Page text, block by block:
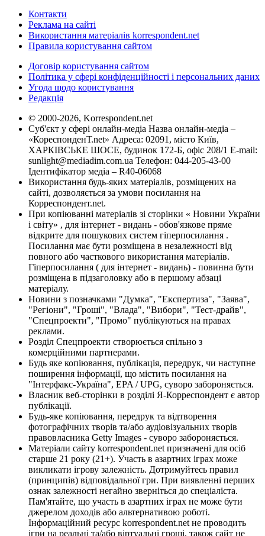
Контакти
Реклама на сайті
Використання матеріалів korrespondent.net
Правила користування сайтом
Договір користування сайтом
Політика у сфері конфіденційності і персональних даних
Угода щодо користування
Редакція
© 2000-2026, Korrespondent.net
Суб'єкт у сфері онлайн-медіа Назва онлайн-медіа –
«КореспонденТ.net» Адреса: 02091, місто Київ,
ХАРКІВСЬКЕ ШОСЕ, будинок 172-Б, офіс 208/1 E-mail:
sunlight@mediadim.com.ua Телефон: 044-205-43-00
Ідентифікатор медіа – R40-06068
Використання будь-яких матеріалів, розміщених на
сайті, дозволяється за умови посилання на
Корреспондент.net.
При копіюванні матеріалів зі сторінки « Новини України
і світу» , для інтернет - видань - обов'язкове пряме
відкрите для пошукових систем гіперпосилання .
Посилання має бути розміщена в незалежності від
повного або часткового використання матеріалів.
Гіперпосилання ( для інтернет - видань) - повинна бути
розміщена в підзаголовку або в першому абзаці
матеріалу.
Новини з позначками "Думка", "Експертиза", "Заява",
"Регіони", "Гроші", "Влада", "Вибори", "Тест-драйв",
"Спецпроекти", "Промо" публікуються на правах
реклами.
Розділ Спецпроекти створюється спільно з
комерційними партнерами.
Будь яке копіювання, публікація, передрук, чи наступне
поширення інформації, що містить посилання на
"Інтерфакс-Україна", EPA / UPG, суворо забороняється.
Власник веб-сторінки в розділі Я-Корреспондент є автор
публікації.
Будь-яке копіювання, передрук та відтворення
фотографічних творів та/або аудіовізуальних творів
правовласника Getty Images - суворо забороняється.
Матеріали сайту korrespondent.net призначені для осіб
старше 21 року (21+). Участь в азартних іграх може
викликати ігрову залежність. Дотримуйтесь правил
(принципів) відповідальної гри. При виявленні перших
ознак залежності негайно зверніться до спеціаліста.
Пам'ятайте, що участь в азартних іграх не може бути
джерелом доходів або альтернативою роботі.
Інформаційний ресурс korrespondent.net не проводить
ігри на реальні та/або віртуальні гроші, також сайт не